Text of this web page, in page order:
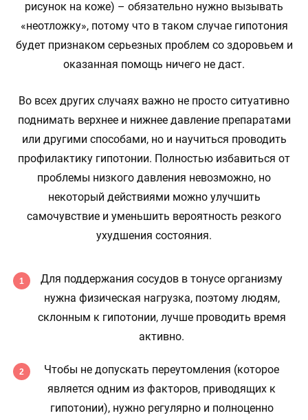
рисунок на коже) – обязательно нужно вызывать
«неотложку», потому что в таком случае гипотония
будет признаком серьезных проблем со здоровьем и
оказанная помощь ничего не даст.
Во всех других случаях важно не просто ситуативно
поднимать верхнее и нижнее давление препаратами
или другими способами, но и научиться проводить
профилактику гипотонии. Полностью избавиться от
проблемы низкого давления невозможно, но
некоторый действиями можно улучшить
самочувствие и уменьшить вероятность резкого
ухудшения состояния.
Для поддержания сосудов в тонусе организму
нужна физическая нагрузка, поэтому людям,
склонным к гипотонии, лучше проводить время
активно.
Чтобы не допускать переутомления (которое
является одним из факторов, приводящих к
гипотонии), нужно регулярно и полноценно